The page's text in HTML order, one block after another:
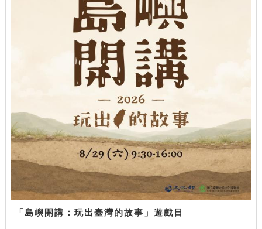
「島嶼開講：玩出臺灣的故事」遊戲日